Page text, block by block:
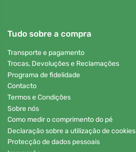
Tudo sobre a compra
Transporte e pagamento
Trocas, Devoluções e Reclamações
Programa de fidelidade
Contacto
Termos e Condições
Sobre nós
Como medir o comprimento do pé
Declaração sobre a utilização de cookies
Protecção de dados pessoais